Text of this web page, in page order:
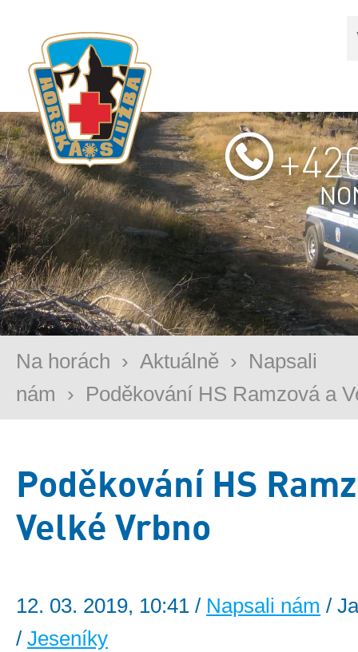
Na horách › Aktuálně › Napsali
nám › Poděkování HS Ramzová a
Poděkování HS
Velké Vrbno
12. 03. 2019, 10:41 / Napsali nám /
/ Jeseníky